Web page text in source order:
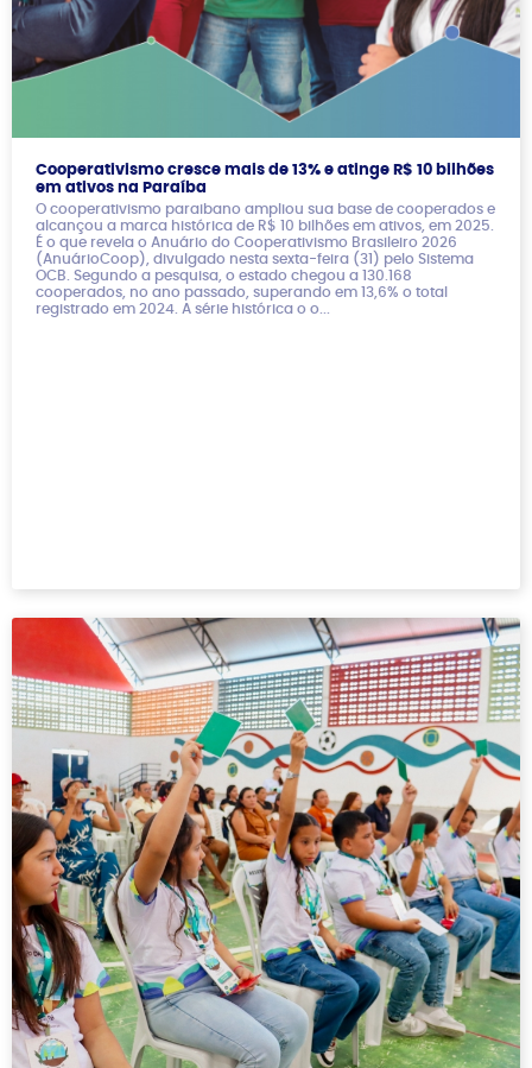
Cooperativismo cresce mais de 13% e atinge R$ 10 bilhões
em ativos na Paraíba
O cooperativismo paraibano ampliou sua base de cooperados e
alcançou a marca histórica de R$ 10 bilhões em ativos, em 2025.
É o que revela o Anuário do Cooperativismo Brasileiro 2026
(AnuárioCoop), divulgado nesta sexta-feira (31) pelo Sistema
OCB. Segundo a pesquisa, o estado chegou a 130.168
cooperados, no ano passado, superando em 13,6% o total
registrado em 2024. A série histórica o o...